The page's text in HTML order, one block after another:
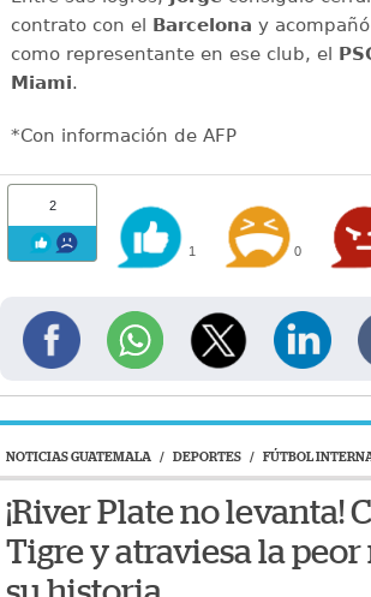
contrato con el Barcelona y
como representante en ese club, el
Miami.
*Con información de AFP
2
1 0
NOTICIAS GUATEMALA / DEPORTES / FÚTBOL
¡River Plate no levanta!
Tigre y atraviesa la peor